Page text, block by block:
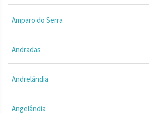
Amparo do Serra
Andradas
Andrelândia
Angelândia